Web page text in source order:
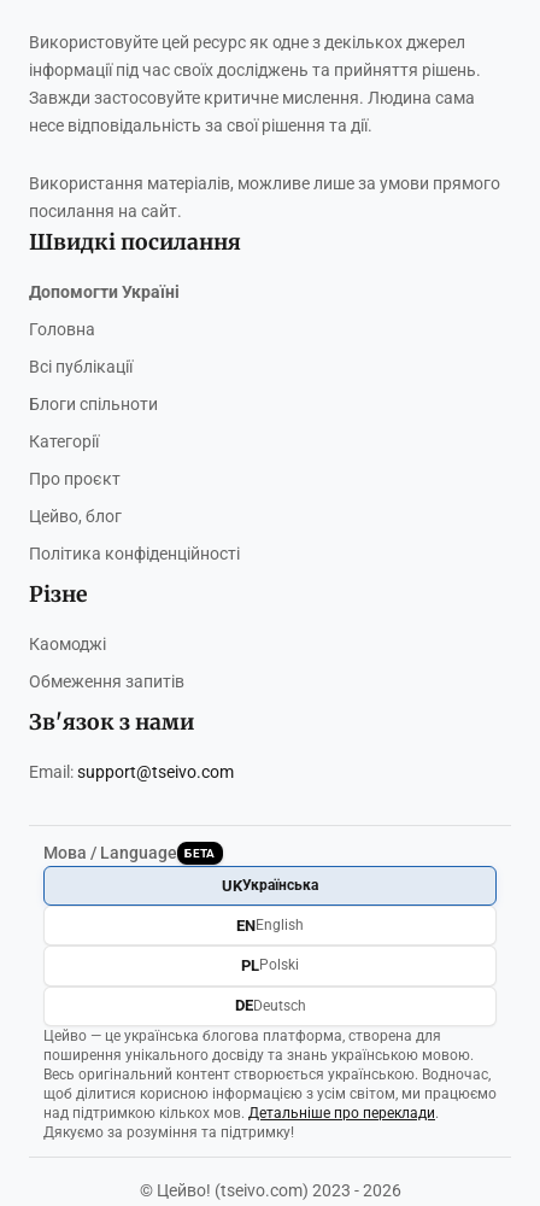
Використовуйте цей ресурс як одне з декількох джерел
інформації під час своїх досліджень та прийняття рішень.
Завжди застосовуйте критичне мислення. Людина сама
несе відповідальність за свої рішення та дії.
Використання матеріалів, можливе лише за умови прямого
посилання на сайт.
Швидкі посилання
Допомогти Україні
Головна
Всі публікації
Блоги спільноти
Категорії
Про проєкт
Цейво, блог
Політика конфіденційності
Різне
Каомоджі
Обмеження запитів
Зв'язок з нами
Email:support@tseivo.com
Мова / Language БЕТА
Цейво — це українська блогова платформа, створена для
поширення унікального досвіду та знань українською мовою.
Весь оригінальний контент створюється українською. Водночас,
щоб ділитися корисною інформацією з усім світом, ми працюємо
над підтримкою кількох мов. Детальніше про переклади.
Дякуємо за розуміння та підтримку!
UKУкраїнська
ENEnglish
PLPolski
DEDeutsch
© Цейво! (tseivo.com) 2023 - 2026